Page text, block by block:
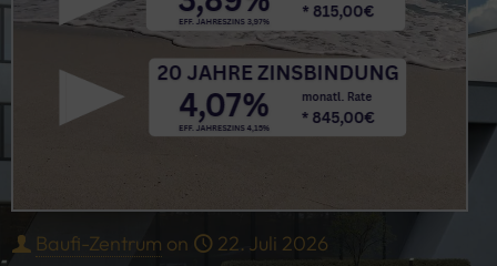
Baufi-Zentrum on 22. Juli 2026